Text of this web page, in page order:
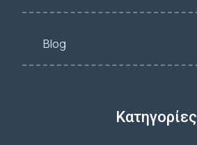
Blog
Κατηγορίες